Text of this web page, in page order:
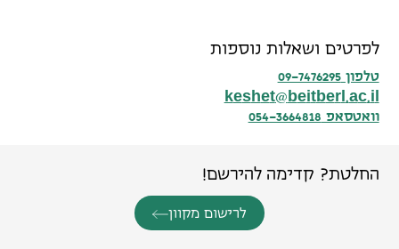
לפרטים ושאלות נוספות
טלפון 09-7476295
keshet@ beitberl .ac.i
וואטסאפ 054-3664818
החלטת? קדימה להירשם!
לרישום מקוון